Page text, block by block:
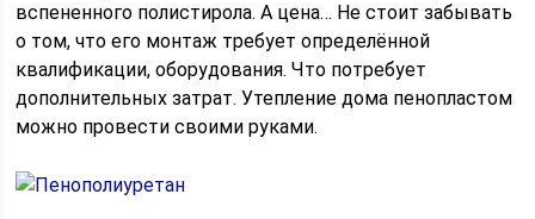
вспененного полистирола. А цена… Не стоит забывать
о том, что его монтаж требует определённой
квалификации, оборудования. Что потребует
дополнительных затрат. Утепление дома пенопластом
можно провести своими руками.